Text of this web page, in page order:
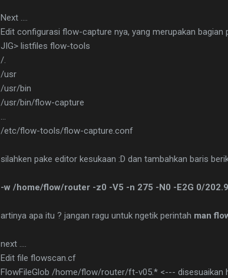
Next ....
Edit configurasi flow-capture nya, yang merupakan
JIG> listfiles flow-tools
/.
/usr
/usr/bin
/usr/bin/flow-capture
/etc/flow-tools/flow-capture.conf
silahken pake editor kesukaan :D dan tambahkan baris
-w /home/flow/router -z0 -V5 -n 275 -N0 -E2G 0/
artinya apa itu ? jangan ragu untuk ngetik perintah man
next ....
Edit file flowscan.cf
FlowFileGlob /home/flow/router/ft-v05.* <--- disesuaikan